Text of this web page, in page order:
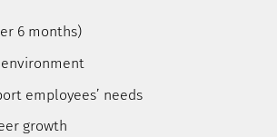
6 months)
employees’ needs
growth